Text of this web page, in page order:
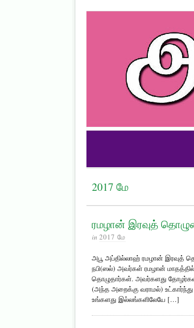
2017 மே
ரமழான் இரவுத்
in 2017 மே
அபூ அப்தில்லாஹ் ரமழான் இரவுத்
நபி(ஸல்) அவர்கள் ரமழான்
தொழுதார்கள். அவர்களது
(அந்த அறைக்கு வராமல்)
உங்களது இல்லங்களிலேயே […]